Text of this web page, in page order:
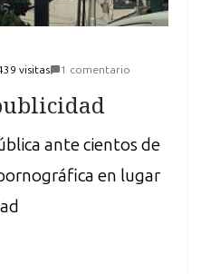
visitas 1 comentario
ante cientos de
en lugar